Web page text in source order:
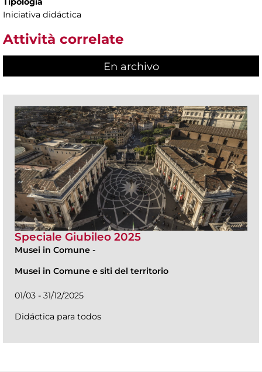
Iniciativa didáctica
Attività correlate
En archivo
Speciale Giubileo 2025
Musei in Comune -
Musei in Comune e siti del territorio
01/03 - 31/12/2025
Didáctica para todos